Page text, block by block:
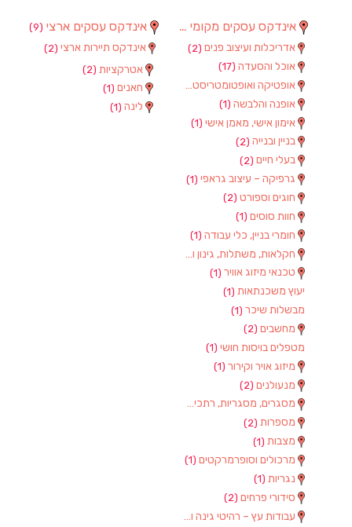
אינדקס עסקים ארצי (9)
אינדקס תיירות ארצי (2)
אטרקציות (2)
חאנים (1)
לינה (1)
אינדקס עסקים מקומי (90)
אדריכלות ועיצוב פנים (2)
אוכל והסעדה (17)
אופטיקה ואופטומטריסטים
אופנה והלבשה (1)
אימון אישי, מאמן אישי (1)
בניין ובנייה (2)
בעלי חיים (2)
גרפיקה – עיצוב גראפי (1)
חוגים וספורט (2)
חוות סוסים (1)
חומרי בניין, כלי עבודה (1)
חקלאות, משתלות, גינון וציוד
טכנאי מיזוג אוויר (1)
יעוץ משכנתאות (1)
מבשלות שיכר (1)
מחשבים (2)
מטפלים בויסות חושי (1)
מיזוג אויר וקירור (1)
מנעולנים (2)
מסגרים, מסגריות, רתכים ועבודות מתכת
מספרות (2)
מצבות (1)
מרכולים וסופרמרקטים (1)
נגריות (1)
סידורי פרחים (2)
עבודות עץ – רהיטי גינה וגן